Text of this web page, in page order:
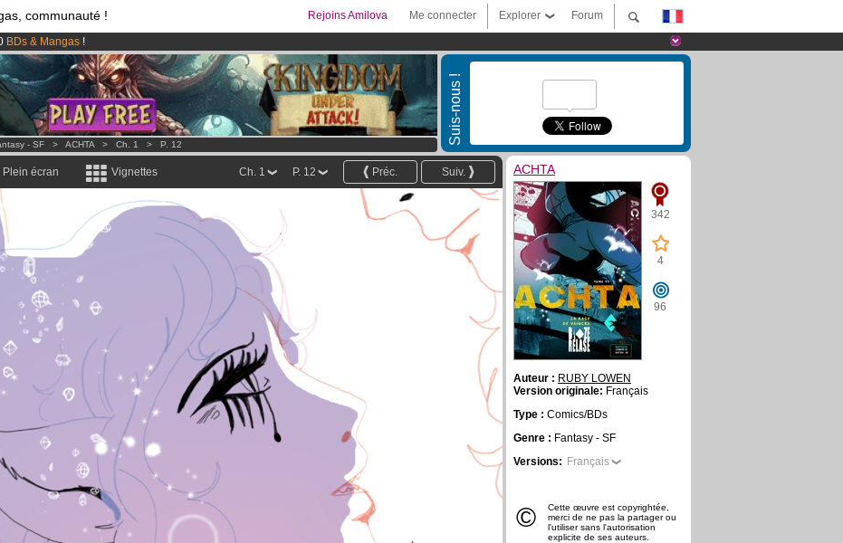
communauté ! Forum
Explorer
Me connecter
Rejoins Amilova
BDs & Mangas !
lancé!.
3.95 eurospar mois !Clique ici pour t'abonner
Suis-nous !
- SF > ACHTA > Ch. 1 > P. 12
Plein écran Vignettes Suiv.
Préc.
P. 12
Ch. 1 ACHTA
342
4
96
Auteur : RUBY LOWEN
Version originale: Français
Type : Comics/BDs
Genre : Fantasy - SF
Versions: Français
©
Cette œuvre est copyrightée,
merci de ne pas la partager ou
l'utiliser sans l'autorisation
explicite de ses auteurs.